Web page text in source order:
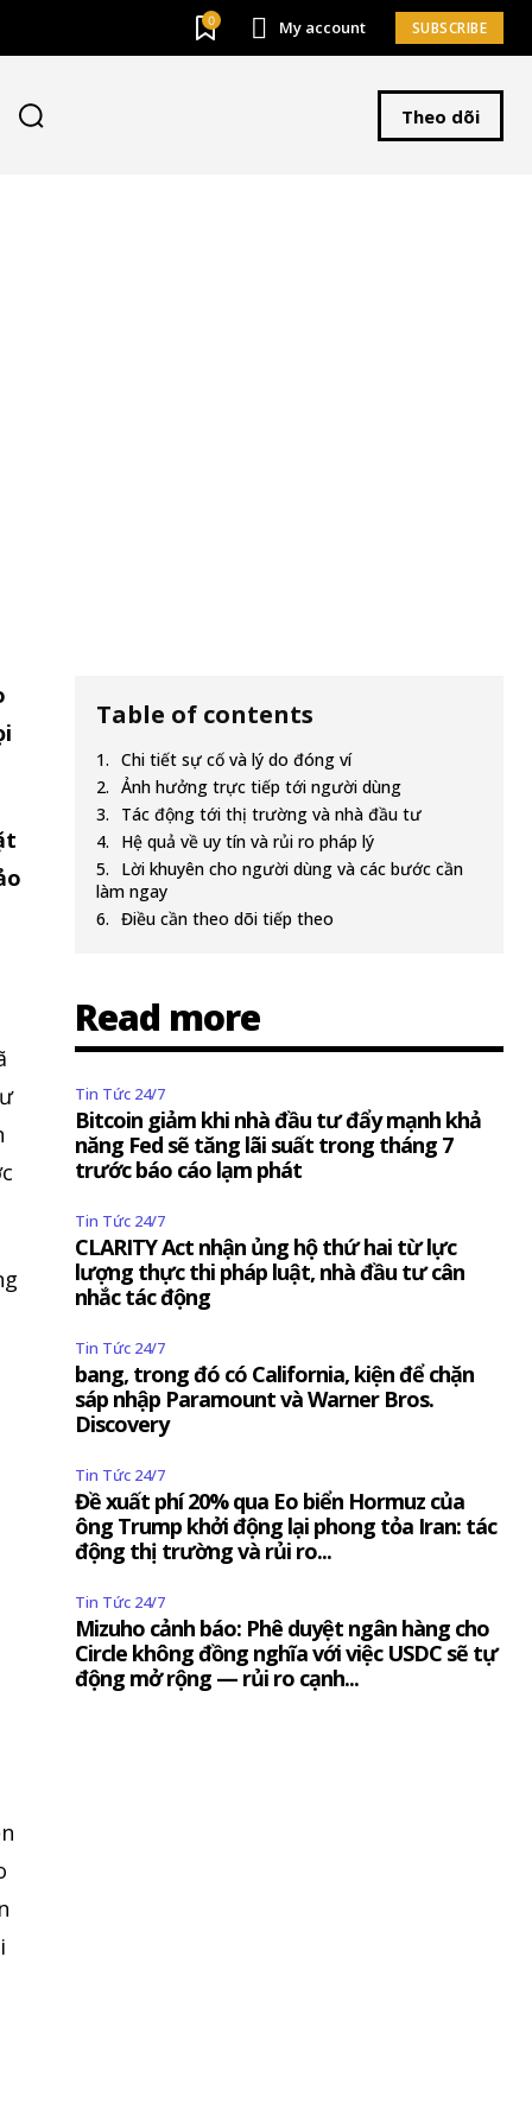
0 My account SUBSCRIBE
Theo dõi
Table of contents
Chi tiết sự cố và lý do đóng ví
Ảnh hưởng trực tiếp tới người dùng
Tác động tới thị trường và nhà đầu tư
Hệ quả về uy tín và rủi ro pháp lý
Lời khuyên cho người dùng và các bước cần
làm ngay
Điều cần theo dõi tiếp theo
Read more
Tin Tức 24/7
Bitcoin giảm khi nhà đầu tư đẩy mạnh khả
năng Fed sẽ tăng lãi suất trong tháng 7
trước báo cáo lạm phát
Tin Tức 24/7
CLARITY Act nhận ủng hộ thứ hai từ lực
lượng thực thi pháp luật, nhà đầu tư cân
nhắc tác động
Tin Tức 24/7
bang, trong đó có California, kiện để chặn
sáp nhập Paramount và Warner Bros.
Discovery
Tin Tức 24/7
Đề xuất phí 20% qua Eo biển Hormuz của
ông Trump khởi động lại phong tỏa Iran: tác
động thị trường và rủi ro...
Tin Tức 24/7
Mizuho cảnh báo: Phê duyệt ngân hàng cho
Circle không đồng nghĩa với việc USDC sẽ tự
động mở rộng — rủi ro cạnh...